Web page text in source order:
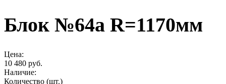
Блок №64а R=1170мм
Цена:
10 480 руб.
Наличие:
Количество (шт.)